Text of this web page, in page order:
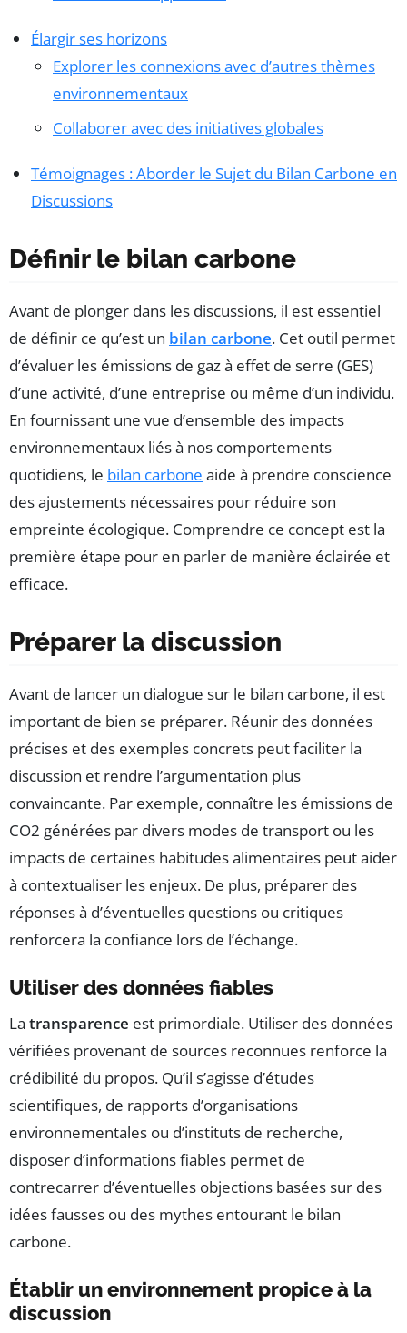
Élargir ses horizons
Explorer les connexions avec d’autres thèmes
environnementaux
Collaborer avec des initiatives globales
Témoignages : Aborder le Sujet du Bilan Carbone en
Discussions
Définir le bilan carbone
Avant de plonger dans les discussions, il est essentiel
de définir ce qu’est un bilan carbone. Cet outil permet
d’évaluer les émissions de gaz à effet de serre (GES)
d’une activité, d’une entreprise ou même d’un individu.
En fournissant une vue d’ensemble des impacts
environnementaux liés à nos comportements
quotidiens, le bilan carbone aide à prendre conscience
des ajustements nécessaires pour réduire son
empreinte écologique. Comprendre ce concept est la
première étape pour en parler de manière éclairée et
efficace.
Préparer la discussion
Avant de lancer un dialogue sur le bilan carbone, il est
important de bien se préparer. Réunir des données
précises et des exemples concrets peut faciliter la
discussion et rendre l’argumentation plus
convaincante. Par exemple, connaître les émissions de
CO2 générées par divers modes de transport ou les
impacts de certaines habitudes alimentaires peut aider
à contextualiser les enjeux. De plus, préparer des
réponses à d’éventuelles questions ou critiques
renforcera la confiance lors de l’échange.
Utiliser des données fiables
La transparence est primordiale. Utiliser des données
vérifiées provenant de sources reconnues renforce la
crédibilité du propos. Qu’il s’agisse d’études
scientifiques, de rapports d’organisations
environnementales ou d’instituts de recherche,
disposer d’informations fiables permet de
contrecarrer d’éventuelles objections basées sur des
idées fausses ou des mythes entourant le bilan
carbone.
Établir un environnement propice à la
discussion